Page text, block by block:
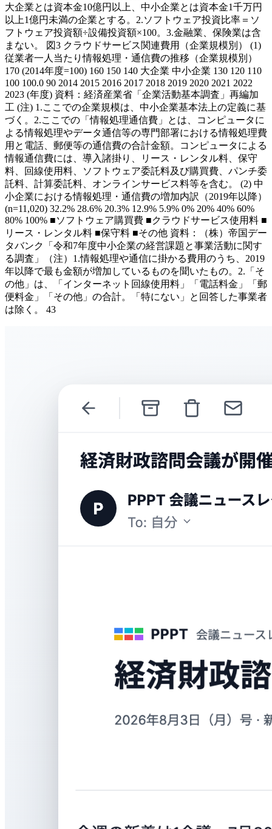
大企業とは資本金10億円以上、中小企業とは資本金1千万円
以上1億円未満の企業とする。2.ソフトウェア投資比率＝ソ
フトウェア投資額÷設備投資額×100。3.金融業、保険業は含
まない。 図3 クラウドサービス関連費用（企業規模別） (1)
従業者一人当たり情報処理・通信費の推移（企業規模別）
170 (2014年度=100) 160 150 140 大企業 中小企業 130 120 110
100 100.0 90 2014 2015 2016 2017 2018 2019 2020 2021 2022
2023 (年度) 資料：経済産業省「企業活動基本調査」再編加
工 (注) 1.ここでの企業規模は、中小企業基本法上の定義に基
づく。2.ここでの「情報処理通信費」とは、コンピュータに
よる情報処理やデータ通信等の専門部署における情報処理費
用と電話、郵便等の通信費の合計金額。コンピュータによる
情報通信費には、導入諸掛り、リース・レンタル料、保守
料、回線使用料、ソフトウェア委託料及び購買費、パンチ委
託料、計算委託料、オンラインサービス料等を含む。 (2) 中
小企業における情報処理・通信費の増加内訳（2019年以降）
(n=11,020) 32.2% 28.6% 20.3% 12.9% 5.9% 0% 20% 40% 60%
80% 100% ■ソフトウェア購買費 ■クラウドサービス使用料 ■
リース・レンタル料 ■保守料 ■その他 資料：（株）帝国デー
タバンク「令和7年度中小企業の経営課題と事業活動に関す
る調査」（注）1.情報処理や通信に掛かる費用のうち、2019
年以降で最も金額が増加しているものを聞いたもの。2.「そ
の他」は、「インターネット回線使用料」「電話料金」「郵
便料金」「その他」の合計。「特にない」と回答した事業者
は除く。 43